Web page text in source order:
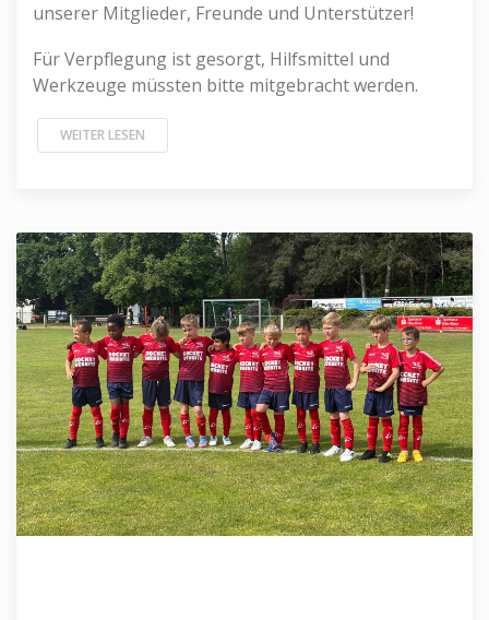
unserer Mitglieder, Freunde und Unterstützer!
Für Verpflegung ist gesorgt, Hilfsmittel und
Werkzeuge müssten bitte mitgebracht werden.
WEITER LESEN